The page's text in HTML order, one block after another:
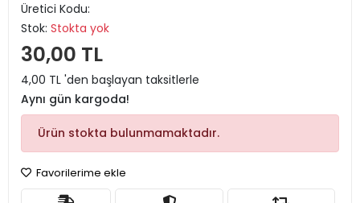
Üretici Kodu:
Stok: Stokta yok
30,00 TL
4,00 TL 'den başlayan taksitlerle
Aynı gün kargoda!
Ürün stokta bulunmamaktadır.
Favorilerime ekle